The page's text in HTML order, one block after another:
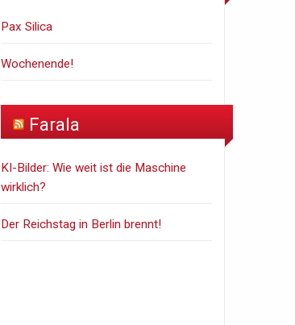
Pax Silica
Wochenende!
Farala
KI-Bilder: Wie weit ist die Maschine
wirklich?
Der Reichstag in Berlin brennt!